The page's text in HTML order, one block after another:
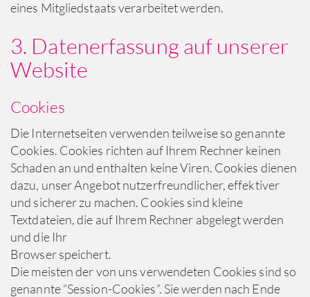
eines Mitgliedstaats verarbeitet werden.
3. Datenerfassung auf unserer
Website
Cookies
Die Internetseiten verwenden teilweise so genannte
Cookies. Cookies richten auf Ihrem Rechner keinen
Schaden an und enthalten keine Viren. Cookies dienen
dazu, unser Angebot nutzerfreundlicher, effektiver
und sicherer zu machen. Cookies sind kleine
Textdateien, die auf Ihrem Rechner abgelegt werden
und die Ihr
Browser speichert.
Die meisten der von uns verwendeten Cookies sind so
genannte “Session-Cookies”. Sie werden nach Ende